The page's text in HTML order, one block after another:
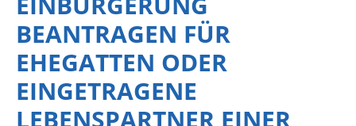
BEANTRAGEN FÜR
EHEGATTEN ODER
EINGETRAGENE
LEBENSPARTNER EINER